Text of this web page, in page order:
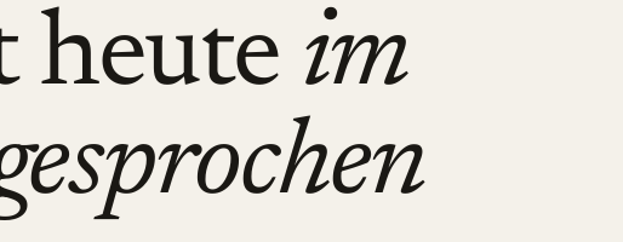
heute im